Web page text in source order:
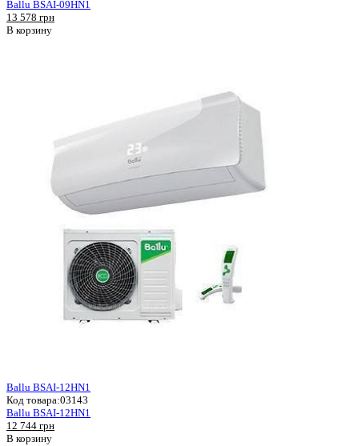
Ballu BSAI-09HN1
13 578 грн
В корзину
Ballu BSAI-12HN1
Код товара:03143
Ballu BSAI-12HN1
12 744 грн
В корзину